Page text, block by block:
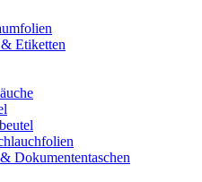
Etiketten
Dokumententaschen